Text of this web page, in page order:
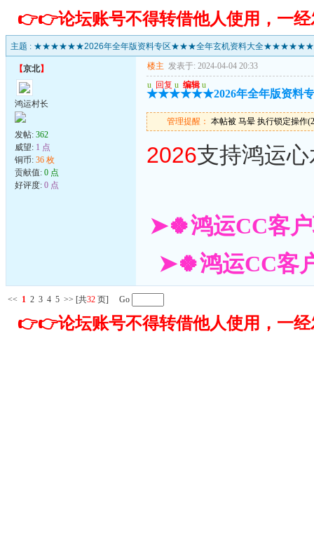
👉👉论坛账号不得转借他人使用，一
主题 : ★★★★★★2026年全年版资料专区★★★全年玄机资料大全★★★★★★
【京北】
鸿运村长
发帖: 362
威望: 1 点
铜币: 36 枚
贡献值: 0 点
好评度: 0 点
楼主 发表于: 2024-04-04 20:33
u 回复 u 编辑 u
★★★★★★2026年全年版资料
管理提醒： 本帖被 马晕 执行锁定操作
2026支持鸿运
➤🍀鸿运CC客
➤🍀鸿运CC客
<< 1 2 3 4 5 >> [共32 页] Go
👉👉论坛账号不得转借他人使用，一